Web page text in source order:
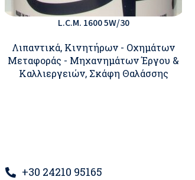
L.C.M. 1600 5W/30
Λιπαντικά, Κινητήρων - Οχημάτων
Μεταφοράς - Μηχανημάτων Έργου &
Καλλιεργειών, Σκάφη Θαλάσσης
+30 24210 95165